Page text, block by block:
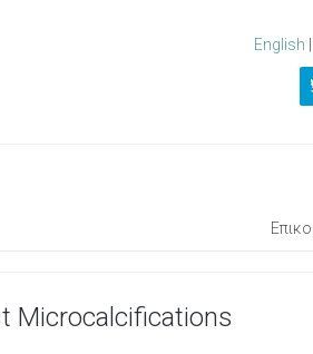
English
Microcalcifications